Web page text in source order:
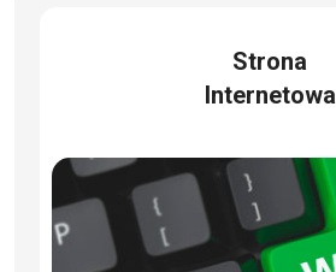
Strona
Internetowa